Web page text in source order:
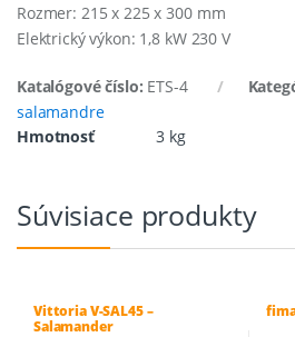
Rozmer: 215 x 225 x 300 mm
Elektrický výkon: 1,8 kW 230 V
Katalógové číslo: ETS-4
salamandre
Hmotnosť
3 kg
Súvisiace produkty
Vittoria V-SAL45 –
Salamander